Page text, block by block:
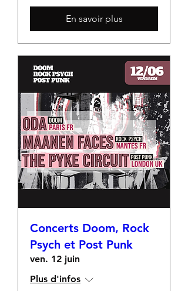
En savoir plus
Concerts Doom, Rock
Psych et Post Punk
ven. 12 juin
Plus d'infos